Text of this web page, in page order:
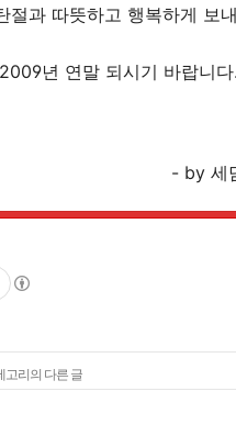
절과 따뜻하고 행복하게 보
년 연말 되시기 바랍니다.
- by
고리의 다른 글